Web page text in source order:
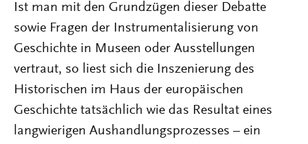
Ist man mit den Grundzügen dieser Debatte
sowie Fragen der Instrumentalisierung von
Geschichte in Museen oder Ausstellungen
vertraut, so liest sich die Inszenierung des
Historischen im Haus der europäischen
Geschichte tatsächlich wie das Resultat eines
langwierigen Aushandlungsprozesses – ein